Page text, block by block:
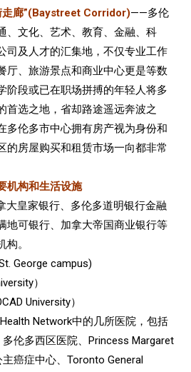
走廊”(Baystreet Corridor)——多伦
、文化、艺术、教育、金融、科
司及人才的汇集地，不仅专业工作
厅、旅游景点和商业中心更是等数
阶段或已在职场拼搏的年轻人将多
首选之地，省却路途遥远奔波之
多伦多市中心拥有房产视为身份和
的房屋购买和租赁市场一向都非常
机构和生活设施
大皇家银行、多伦多道明银行金融
地可银行、加拿大帝国商业银行等
。
George campus)
）
University）
Network中的几所医院，包括
伦多西区医院、Princess Margaret
癌症中心、Toronto General